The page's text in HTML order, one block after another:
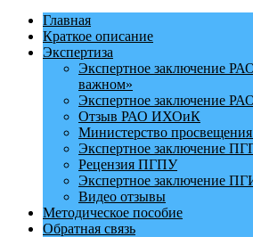
Главная
Краткое описание
Экспертиза
Экспертное заключение
важном»
Экспертное заключение
Отзыв РАО ИХОиК
Министерство
Экспертное заключение
Рецензия ПГПУ
Экспертное заключение
Видео отзывы
Методическое пособие
Обратная связь